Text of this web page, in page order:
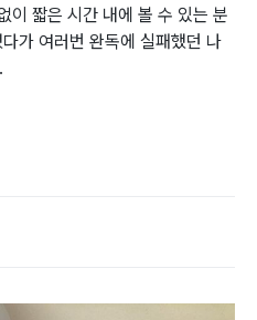
이 짧은 시간 내에 볼 수 있는 분
가 여러번 완독에 실패했던 나